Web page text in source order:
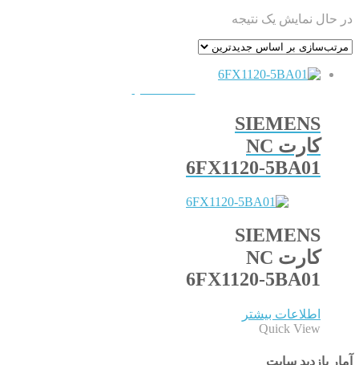
در حال نمایش یک نتیجه
SIEMENS
کارت NC
6FX1120-5BA01
SIEMENS
کارت NC
6FX1120-5BA01
اطلاعات بیشتر
Quick View
آمار بازدید سایت